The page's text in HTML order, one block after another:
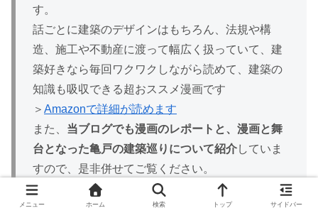
す。
話ごとに建築のデザインはもちろん、法規や構
造、施工や不動産に渡って幅広く扱っていて、建
築好きなら毎回ワクワクしながら読めて、建築の
知識も吸収できる超おススメ漫画です
＞ Amazonで詳細が読めます
また、 当ブログでも漫画のレポートと、漫画と舞
台となった亀戸の建築巡りについて紹介していま
すので、是非併せてご覧ください。
関連記事
・建築本「一級建築士矩子の設計思考」がスゴ
メニュー ホーム 検索 トップ サイドバー